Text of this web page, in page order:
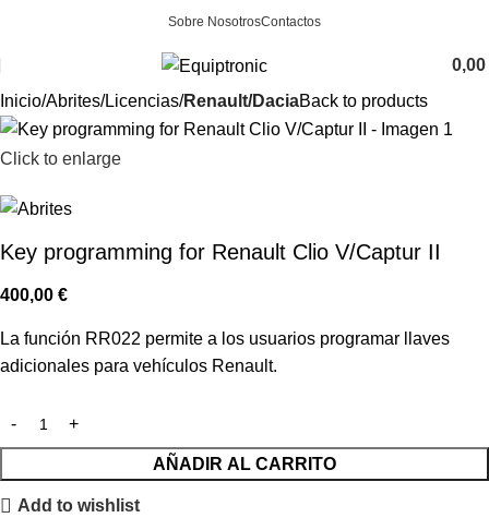
Sobre NosotrosContactos
0,00
Inicio Abrites Licencias Renault/DaciaBack to products
Click to enlarge
Key programming for Renault Clio V/Captur II
400,00 €
La función RR022 permite a los usuarios programar llaves
adicionales para vehículos Renault.
AÑADIR AL CARRITO
Add to wishlist